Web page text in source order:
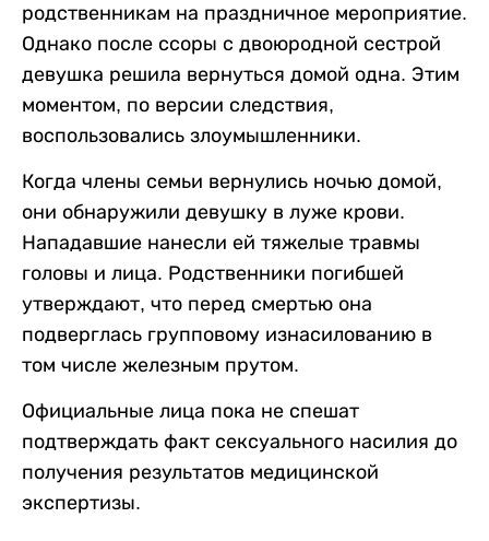
родственникам на праздничное мероприятие.
Однако после ссоры с двоюродной сестрой
девушка решила вернуться домой одна. Этим
моментом, по версии следствия,
воспользовались злоумышленники.
Когда члены семьи вернулись ночью домой,
они обнаружили девушку в луже крови.
Нападавшие нанесли ей тяжелые травмы
головы и лица. Родственники погибшей
утверждают, что перед смертью она
подверглась групповому изнасилованию в
том числе железным прутом.
Официальные лица пока не спешат
подтверждать факт сексуального насилия до
получения результатов медицинской
экспертизы.